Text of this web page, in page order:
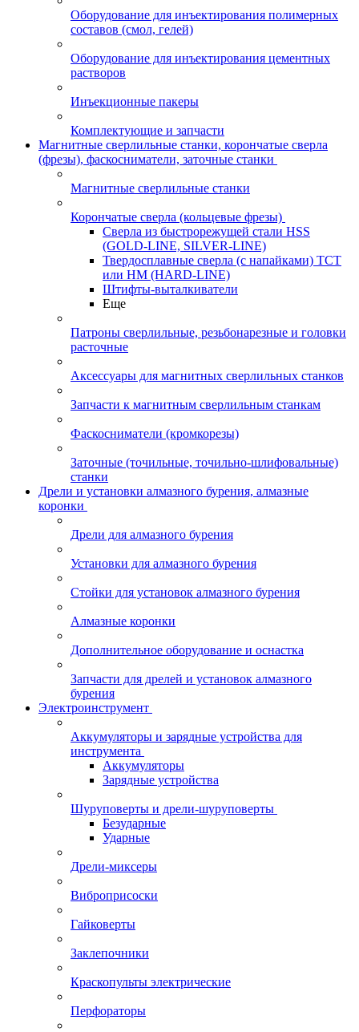
Оборудование для инъектирования полимерных
составов (смол, гелей)
Оборудование для инъектирования цементных
растворов
Инъекционные пакеры
Комплектующие и запчасти
Магнитные сверлильные станки, корончатые сверла
(фрезы), фаскосниматели, заточные станки
Магнитные сверлильные станки
Корончатые сверла (кольцевые фрезы)
Сверла из быстрорежущей стали HSS
(GOLD-LINE, SILVER-LINE)
Твердосплавные сверла (с напайками) ТСТ
или HM (HARD-LINE)
Штифты-выталкиватели
Еще
Патроны сверлильные, резьбонарезные и головки
расточные
Аксессуары для магнитных сверлильных станков
Запчасти к магнитным сверлильным станкам
Фаскосниматели (кромкорезы)
Заточные (точильные, точильно-шлифовальные)
станки
Дрели и установки алмазного бурения, алмазные
коронки
Дрели для алмазного бурения
Установки для алмазного бурения
Стойки для установок алмазного бурения
Алмазные коронки
Дополнительное оборудование и оснастка
Запчасти для дрелей и установок алмазного
бурения
Электроинструмент
Аккумуляторы и зарядные устройства для
инструмента
Аккумуляторы
Зарядные устройства
Шуруповерты и дрели-шуруповерты
Безударные
Ударные
Дрели-миксеры
Виброприсоски
Гайковерты
Заклепочники
Краскопульты электрические
Перфораторы